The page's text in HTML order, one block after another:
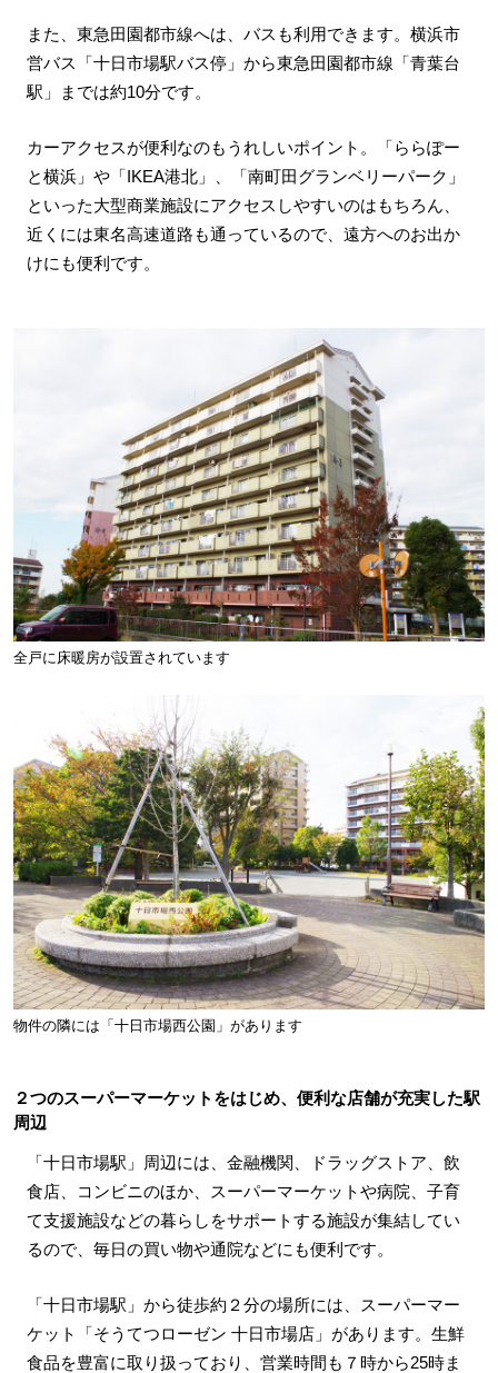
また、東急田園都市線へは、バスも利用できます。横浜市
営バス「十日市場駅バス停」から東急田園都市線「青葉台
駅」までは約10分です。
カーアクセスが便利なのもうれしいポイント。「ららぽー
と横浜」や「IKEA港北」、「南町田グランベリーパーク」
といった大型商業施設にアクセスしやすいのはもちろん、
近くには東名高速道路も通っているので、遠方へのお出か
けにも便利です。
全戸に床暖房が設置されています
物件の隣には「十日市場西公園」があります
２つのスーパーマーケットをはじめ、便利な店舗が充実した駅
周辺
「十日市場駅」周辺には、金融機関、ドラッグストア、飲
食店、コンビニのほか、スーパーマーケットや病院、子育
て支援施設などの暮らしをサポートする施設が集結してい
るので、毎日の買い物や通院などにも便利です。
「十日市場駅」から徒歩約２分の場所には、スーパーマー
ケット「そうてつローゼン 十日市場店」があります。生鮮
食品を豊富に取り扱っており、営業時間も７時から25時ま